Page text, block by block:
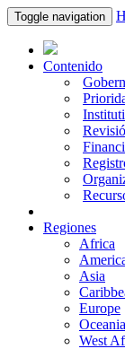
Toggle navigation
Contenido
Regiones
Africa
Asia
Europe
Oceania
West